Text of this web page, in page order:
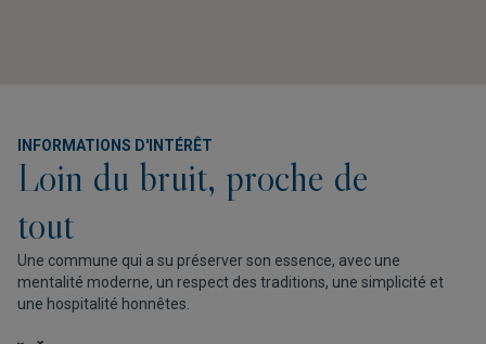
INFORMATIONS D'INTÉRÊT
Loin du bruit, proche de
tout
Une commune qui a su préserver son essence, avec une
mentalité moderne, un respect des traditions, une simplicité et
une hospitalité honnêtes.